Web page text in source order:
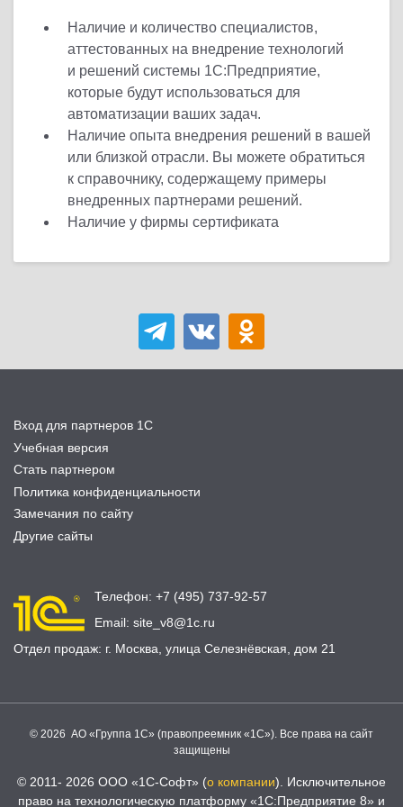
Наличие и количество специалистов,
аттестованных на внедрение технологий
и решений системы 1С:Предприятие,
которые будут использоваться для
автоматизации ваших задач.
Наличие опыта внедрения решений в вашей
или близкой отрасли. Вы можете обратиться
к справочнику, содержащему примеры
внедренных партнерами решений.
Наличие у фирмы сертификата
Вход для партнеров 1С
Учебная версия
Стать партнером
Политика конфиденциальности
Замечания по сайту
Другие сайты
Телефон: +7 (495) 737-92-57
Email: site_v8@1c.ru
Отдел продаж: г. Москва, улица Селезнёвская, дом 21
© 2026 АО «Группа 1С» (правопреемник «1С»). Все права на сайт
защищены
© 2011- 2026 ООО «1С-Софт» (о компании). Исключительное
право на технологическую платформу «1С:Предприятие 8» и